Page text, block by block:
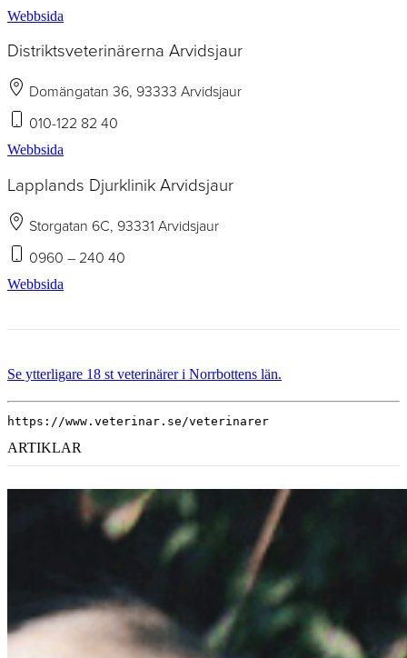
Webbsida
Distriktsveterinärerna Arvidsjaur
Domängatan 36, 93333 Arvidsjaur
010-122 82 40
Webbsida
Lapplands Djurklinik Arvidsjaur
Storgatan 6C, 93331 Arvidsjaur
0960 – 240 40
Webbsida
Se ytterligare 18 st veterinärer i Norrbottens län.
https://www.veterinar.se/veterinarer
ARTIKLAR